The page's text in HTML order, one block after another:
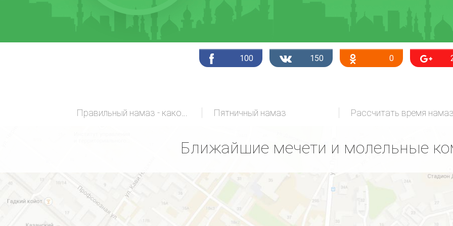
100 150 0
Правильный намаз - какой он? Пятничный намаз Рассчитать время
Ближайшие мечети и молельные